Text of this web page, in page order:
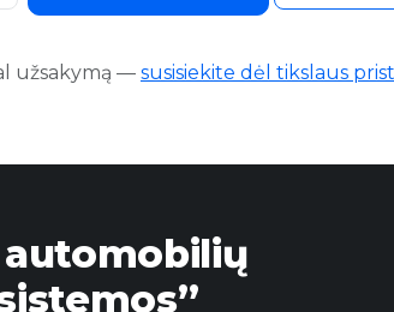
užsakymą — susisiekite dėl tikslaus
automobilių